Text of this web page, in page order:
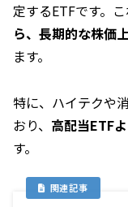
定するETFです。こ
ら、長期的な株価
ます。
特に、ハイテクや
おり、 高配当ETF
す。